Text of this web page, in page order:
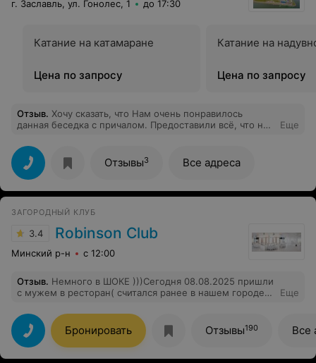
г. Заславль, ул. Гонолес, 1 до 17:30
Катание на катамаране
Цена по запросу
Катание на
Цена по запросу
Отзыв. Хочу сказать, что Нам очень понравилось
данная беседка с причалом. Предоставили всё, что нам
уголь, розжиг. Хочу отметить, что на территории есть
не только мангал, но и оборудованное место для
костра, а также умывальник. Отмечали День Рождения
с друзьями, небольшой кампанией 11 человек. А если
собрать корпоратив на 50 человек, так это вообще
попробуем, - баню, байдарки ....
Еще
Отзывы3 Все адреса
ЗАГОРОДНЫЙ КЛУБ
3.4 Robinson Club
Минский р-н с 12:00
Отзыв. Немного в ШОКЕ )))Сегодня 08.08.2025 пришли
с мужем в ресторан( считался ранее в нашем городе
)Сделали заказ вино,муж пиво , потом еще по бокалу
вина с мужем,брускетты , и тут самое фееричное мы
заказали 2 стейка мраморной говядины -стоил около
80-90 р ) мясо принесли через минут 30-40 ( была
конечно не мраморная говядина и много прожилок )
Еще
Бронировать Отзывы190 Все